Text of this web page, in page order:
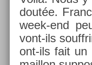
dout­ée.
week-end
vont-ils
ont-ils fait un